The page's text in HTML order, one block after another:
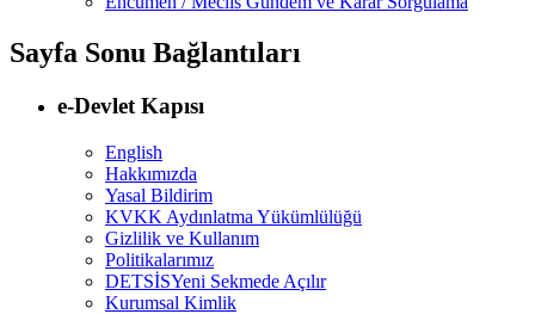
Sayfa Sonu Bağlantıları
e-Devlet Kapısı
English
Hakkımızda
Yasal Bildirim
KVKK Aydınlatma Yükümlülüğü
Gizlilik ve Kullanım
Politikalarımız
DETSİSYeni Sekmede Açılır
Kurumsal Kimlik